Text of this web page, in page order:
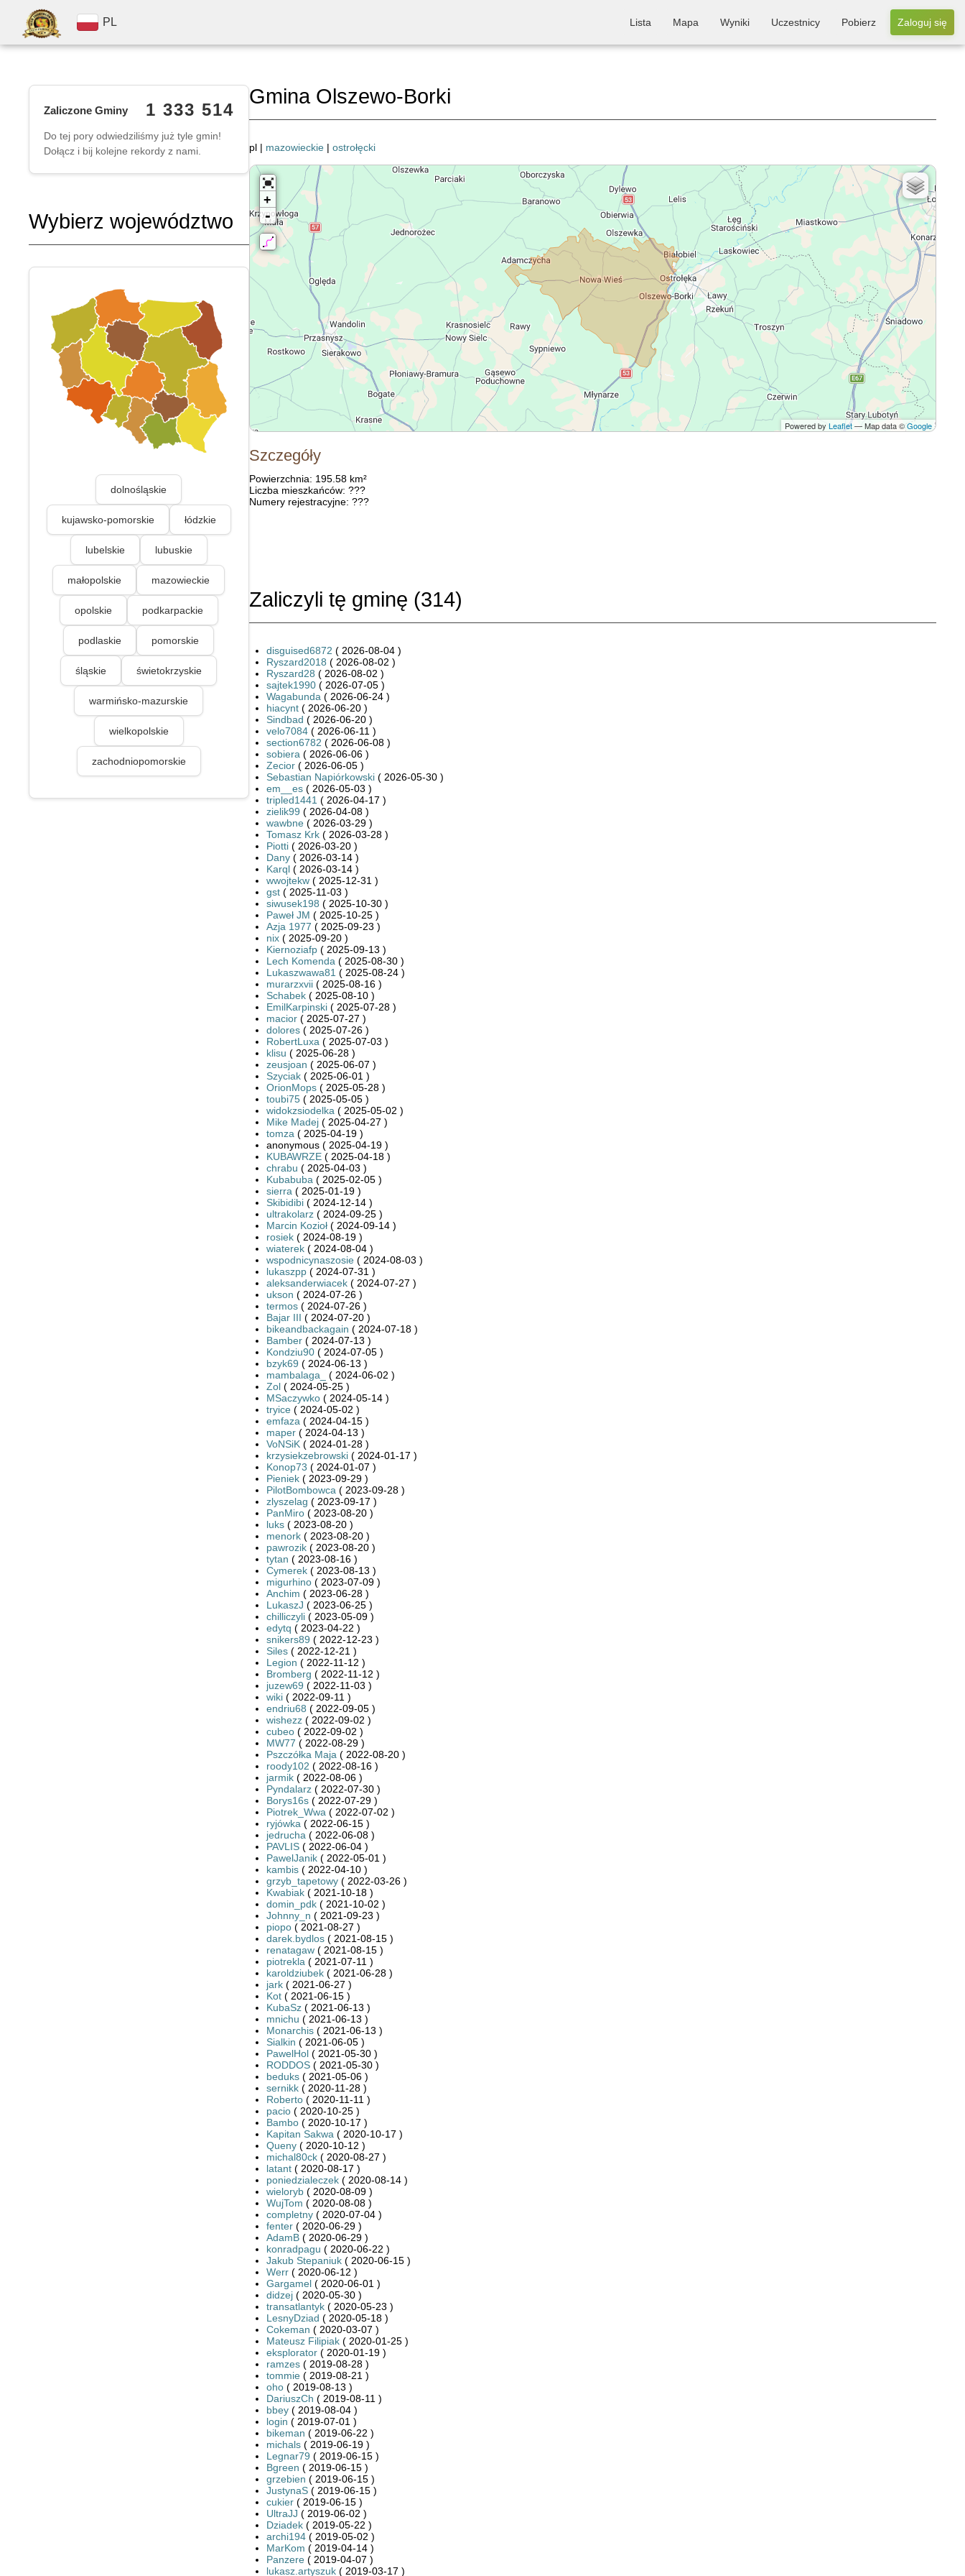
PL Lista Mapa Wyniki Uczestnicy Pobierz Zaloguj się
Zaliczone Gminy 1 333 514
Do tej pory odwiedziliśmy już tyle gmin!
Dołącz i bij kolejne rekordy z nami.
Wybierz województwo
dolnośląskie
kujawsko-pomorskie łódzkie
lubelskie lubuskie
małopolskie mazowieckie
opolskie podkarpackie
podlaskie pomorskie
śląskie świetokrzyskie
warmińsko-mazurskie
wielkopolskie
zachodniopomorskie
Gmina Olszewo-Borki
pl | mazowieckie| ostrołęcki
+
-
Powered by Leaflet— Map data ©Google
Szczegóły
Powierzchnia: 195.58 km²
Liczba mieszkańców: ???
Numery rejestracyjne: ???
Zaliczyli tę gminę (314)
disguised6872 ( 2026-08-04 )
Ryszard2018 ( 2026-08-02 )
Ryszard28 ( 2026-08-02 )
sajtek1990( 2026-07-05 )
Wagabunda ( 2026-06-24 )
hiacynt( 2026-06-20 )
Sindbad ( 2026-06-20 )
velo7084( 2026-06-11 )
section6782 ( 2026-06-08 )
sobiera ( 2026-06-06 )
Zecior( 2026-06-05 )
Sebastian Napiórkowski ( 2026-05-30 )
em__es( 2026-05-03 )
tripled1441 ( 2026-04-17 )
zielik99 ( 2026-04-08 )
wawbne( 2026-03-29 )
Tomasz Krk( 2026-03-28 )
Piotti( 2026-03-20 )
Dany( 2026-03-14 )
Karql( 2026-03-14 )
wwojtekw( 2025-12-31 )
gst( 2025-11-03 )
siwusek198 ( 2025-10-30 )
Paweł JM ( 2025-10-25 )
Azja 1977 ( 2025-09-23 )
nix( 2025-09-20 )
Kiernoziafp( 2025-09-13 )
Lech Komenda ( 2025-08-30 )
Lukaszwawa81 ( 2025-08-24 )
murarzxvii( 2025-08-16 )
Schabek( 2025-08-10 )
EmilKarpinski( 2025-07-28 )
macior( 2025-07-27 )
dolores( 2025-07-26 )
RobertLuxa ( 2025-07-03 )
klisu ( 2025-06-28 )
zeusjoan ( 2025-06-07 )
Szyciak( 2025-06-01 )
OrionMops( 2025-05-28 )
toubi75( 2025-05-05 )
widokzsiodelka ( 2025-05-02 )
Mike Madej( 2025-04-27 )
tomza ( 2025-04-19 )
anonymous ( 2025-04-19 )
KUBAWRZE( 2025-04-18 )
chrabu ( 2025-04-03 )
Kubabuba ( 2025-02-05 )
sierra ( 2025-01-19 )
Skibidibi( 2024-12-14 )
ultrakolarz( 2024-09-25 )
Marcin Kozioł( 2024-09-14 )
rosiek( 2024-08-19 )
wiaterek( 2024-08-04 )
wspodnicynaszosie( 2024-08-03 )
lukaszpp( 2024-07-31 )
aleksanderwiacek( 2024-07-27 )
ukson ( 2024-07-26 )
termos( 2024-07-26 )
Bajar III ( 2024-07-20 )
bikeandbackagain ( 2024-07-18 )
Bamber( 2024-07-13 )
Kondziu90( 2024-07-05 )
bzyk69 ( 2024-06-13 )
mambalaga_
( 2024-06-02 )
Zol( 2024-05-25 )
MSaczywko( 2024-05-14 )
tryice( 2024-05-02 )
emfaza ( 2024-04-15 )
maper( 2024-04-13 )
VoNSiK( 2024-01-28 )
krzysiekzebrowski( 2024-01-17 )
Konop73 ( 2024-01-07 )
Pieniek( 2023-09-29 )
PilotBombowca ( 2023-09-28 )
zlyszelag ( 2023-09-17 )
PanMiro( 2023-08-20 )
luks( 2023-08-20 )
menork( 2023-08-20 )
pawrozik( 2023-08-20 )
tytan ( 2023-08-16 )
Cymerek( 2023-08-13 )
migurhino( 2023-07-09 )
Anchim ( 2023-06-28 )
LukaszJ ( 2023-06-25 )
chilliczyli( 2023-05-09 )
edytq ( 2023-04-22 )
snikers89 ( 2022-12-23 )
Siles( 2022-12-21 )
Legion ( 2022-11-12 )
Bromberg ( 2022-11-12 )
juzew69 ( 2022-11-03 )
wiki( 2022-09-11 )
endriu68 ( 2022-09-05 )
wishezz( 2022-09-02 )
cubeo( 2022-09-02 )
MW77 ( 2022-08-29 )
Pszczółka Maja ( 2022-08-20 )
roody102 ( 2022-08-16 )
jarmik( 2022-08-06 )
Pyndalarz( 2022-07-30 )
Borys16s( 2022-07-29 )
Piotrek_Wwa ( 2022-07-02 )
ryjówka ( 2022-06-15 )
jedrucha ( 2022-06-08 )
PAVLIS( 2022-06-04 )
PawelJanik( 2022-05-01 )
kambis( 2022-04-10 )
grzyb_tapetowy( 2022-03-26 )
Kwabiak( 2021-10-18 )
domin_pdk( 2021-10-02 )
Johnny_n ( 2021-09-23 )
piopo( 2021-08-27 )
darek.bydlos( 2021-08-15 )
renatagaw( 2021-08-15 )
piotrekla ( 2021-07-11 )
karoldziubek( 2021-06-28 )
jark( 2021-06-27 )
Kot( 2021-06-15 )
KubaSz( 2021-06-13 )
mnichu ( 2021-06-13 )
Monarchis( 2021-06-13 )
Sialkin ( 2021-06-05 )
PawelHol( 2021-05-30 )
RODDOS( 2021-05-30 )
beduks( 2021-05-06 )
sernikk( 2020-11-28 )
Roberto( 2020-11-11 )
pacio( 2020-10-25 )
Bambo( 2020-10-17 )
Kapitan Sakwa ( 2020-10-17 )
Queny( 2020-10-12 )
michal80ck( 2020-08-27 )
latant( 2020-08-17 )
poniedzialeczek( 2020-08-14 )
wieloryb( 2020-08-09 )
WujTom ( 2020-08-08 )
completny( 2020-07-04 )
fenter( 2020-06-29 )
AdamB( 2020-06-29 )
konradpagu ( 2020-06-22 )
Jakub Stepaniuk( 2020-06-15 )
Werr( 2020-06-12 )
Gargamel( 2020-06-01 )
didzej( 2020-05-30 )
transatlantyk( 2020-05-23 )
LesnyDziad ( 2020-05-18 )
Cokeman ( 2020-03-07 )
Mateusz Filipiak( 2020-01-25 )
eksplorator( 2020-01-19 )
ramzes( 2019-08-28 )
tommie( 2019-08-21 )
oho( 2019-08-13 )
DariuszCh ( 2019-08-11 )
bbey( 2019-08-04 )
login ( 2019-07-01 )
bikeman ( 2019-06-22 )
michals( 2019-06-19 )
Legnar79 ( 2019-06-15 )
Bgreen ( 2019-06-15 )
grzebien ( 2019-06-15 )
JustynaS( 2019-06-15 )
cukier( 2019-06-15 )
UltraJJ ( 2019-06-02 )
Dziadek( 2019-05-22 )
archi194( 2019-05-02 )
MarKom ( 2019-04-14 )
Panzere( 2019-04-07 )
lukasz.artyszuk( 2019-03-17 )